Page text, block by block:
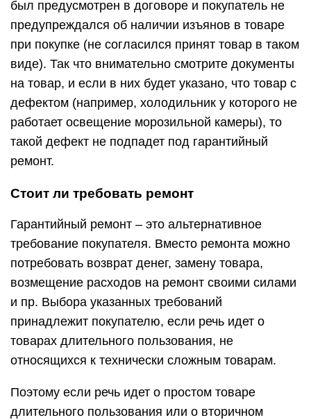
был предусмотрен в договоре и покупатель не
предупреждался об наличии изъянов в товаре
при покупке (не согласился принят товар в таком
виде). Так что внимательно смотрите документы
на товар, и если в них будет указано, что товар с
дефектом (например, холодильник у которого не
работает освещение морозильной камеры), то
такой дефект не подпадет под гарантийный
ремонт.
Стоит ли требовать ремонт
Гарантийный ремонт – это альтернативное
требование покупателя. Вместо ремонта можно
потребовать возврат денег, замену товара,
возмещение расходов на ремонт своими силами
и пр. Выбора указанных требований
принадлежит покупателю, если речь идет о
товарах длительного пользования, не
относящихся к технически сложным товарам.
Поэтому если речь идет о простом товаре
длительного пользования или о вторичном